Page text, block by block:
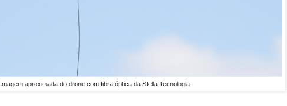
Imagem aproximada do drone com fibra óptica da Stella Tecnologia